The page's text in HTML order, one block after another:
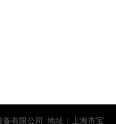
有限公司 地址：上海市宝